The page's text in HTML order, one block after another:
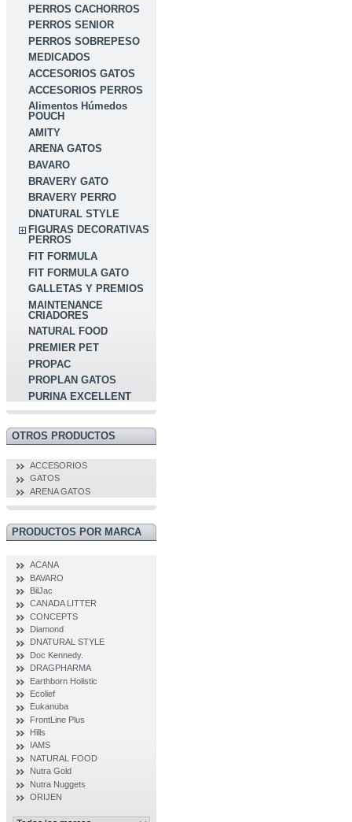
PERROS CACHORROS
PERROS SENIOR
PERROS SOBREPESO
MEDICADOS
ACCESORIOS GATOS
ACCESORIOS PERROS
Alimentos Húmedos
POUCH
AMITY
ARENA GATOS
BAVARO
BRAVERY GATO
BRAVERY PERRO
DNATURAL STYLE
FIGURAS DECORATIVAS
PERROS
FIT FORMULA
FIT FORMULA GATO
GALLETAS Y PREMIOS
MAINTENANCE
CRIADORES
NATURAL FOOD
PREMIER PET
PROPAC
PROPLAN GATOS
PURINA EXCELLENT
OTROS PRODUCTOS
ACCESORIOS
GATOS
ARENA GATOS
PRODUCTOS POR MARCA
ACANA
BAVARO
BilJac
CANADA LITTER
CONCEPTS
Diamond
DNATURAL STYLE
Doc Kennedy.
DRAGPHARMA
Earthborn Holistic
Ecolief
Eukanuba
FrontLine Plus
Hills
IAMS
NATURAL FOOD
Nutra Gold
Nutra Nuggets
ORIJEN